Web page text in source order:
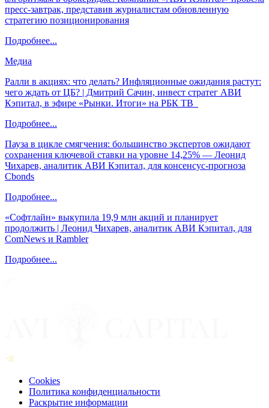
пресс-завтрак, представив журналистам обновленную
стратегию позиционирования
Подробнее...
Медиа
Ралли в акциях: что делать? Инфляционные ожидания растут:
чего ждать от ЦБ? | Дмитрий Сачин, инвест стратег АВИ
Кэпитал, в эфире «Рынки. Итоги» на РБК ТВ
Подробнее...
Пауза в цикле смягчения: большинство экспертов ожидают
сохранения ключевой ставки на уровне 14,25% — Леонид
Чихарев, аналитик АВИ Кэпитал, для консенсус-прогноза
Cbonds
Подробнее...
«Софтлайн» выкупила 19,9 млн акций и планирует
продолжить | Леонид Чихарев, аналитик АВИ Кэпитал, для
ComNews и Rambler
Подробнее...
Cookies
Политика конфиденциальности
Раскрытие информации